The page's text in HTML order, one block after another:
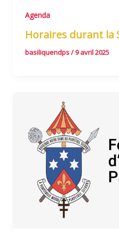
Agenda
Horaires durant la
basiliquendps/9 avril 2025